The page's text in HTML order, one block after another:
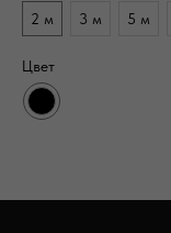
2 м
3 м 5 м
Цвет